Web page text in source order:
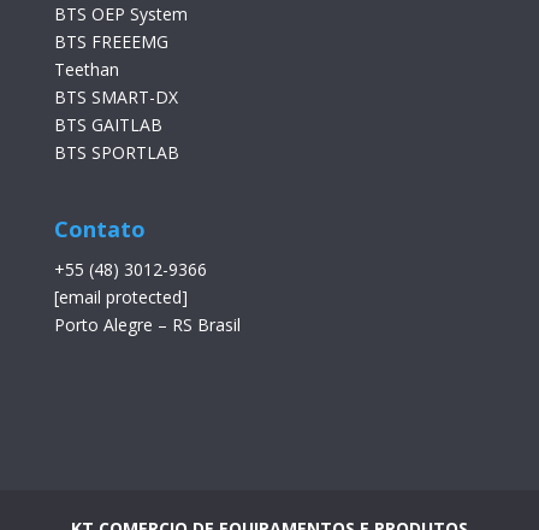
BTS OEP System
BTS FREEEMG
Teethan
BTS SMART-DX
BTS GAITLAB
BTS SPORTLAB
Contato
+55 (48) 3012-9366
[email protected]
Porto Alegre – RS Brasil